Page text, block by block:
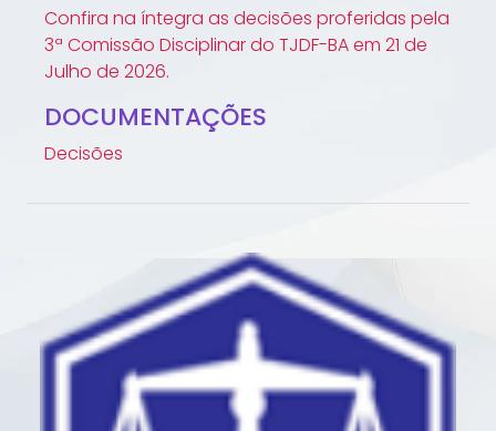
Confira na íntegra as decisões proferidas pela
3ª Comissão Disciplinar do TJDF-BA em 21 de
Julho de 2026.
DOCUMENTAÇÕES
Decisões